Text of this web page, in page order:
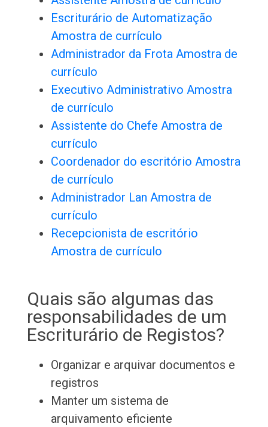
Escriturário de Automatização
Amostra de currículo
Administrador da Frota Amostra de
currículo
Executivo Administrativo Amostra
de currículo
Assistente do Chefe Amostra de
currículo
Coordenador do escritório Amostra
de currículo
Administrador Lan Amostra de
currículo
Recepcionista de escritório
Amostra de currículo
Quais são algumas das
responsabilidades de um
Escriturário de Registos?
Organizar e arquivar documentos e
registros
Manter um sistema de
arquivamento eficiente